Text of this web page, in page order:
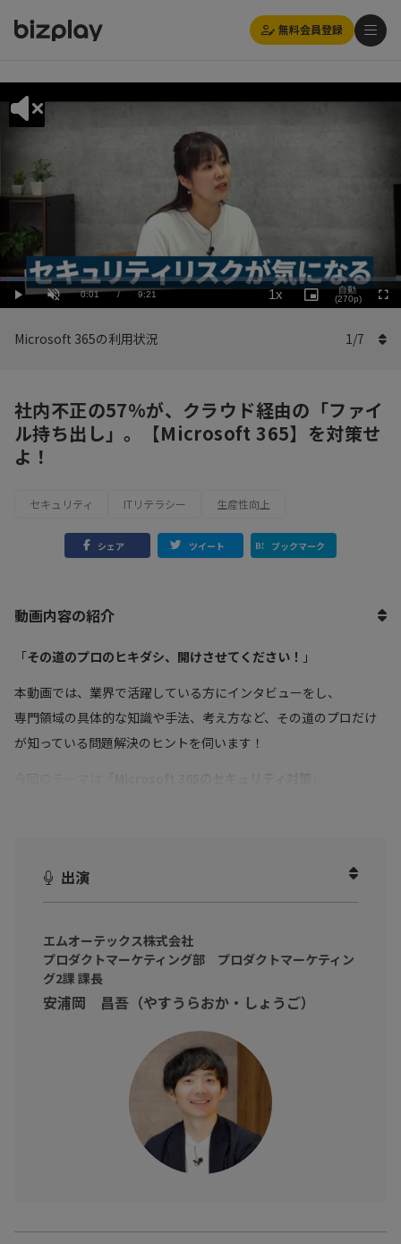
無料会員登録
Play UnmuteCurrent
0:01 / Duration
9:21
Loaded:
6.42%
1x
Playback
Rate
Picture-
in-
自動
(270p)
Microsoft 365の利用状況 1/7
社内不正の57%が、クラウド経由の「ファイ
ル持ち出し」。【Microsoft 365】を対策せ
よ！
セキュリティ ITリテラシー 生産性向上
シェア ツイート ブックマーク
動画内容の紹介
「その道のプロのヒキダシ、開けさせてください！ 」
本動画では、業界で活躍している方にインタビューをし、
専門領域の具体的な知識や手法、考え方など、その道のプロだけ
が知っている問題解決のヒントを伺います！
対策はしているけれど、時間もリソースも限られている中でどう
本動画では、Microsoft 365のセキュリティ対策に詳しい安浦岡
昌吾 氏（エムオーテックス株式会社 プロダクトマーケティング
部 プロダクトマーケティング2課 課長）をお招きし、Microsoft
出演
エムオーテックス株式会社
プロダクトマーケティング部 プロダクトマーケティン
グ2課 課長
安浦岡 昌吾（やすうらおか・しょうご）